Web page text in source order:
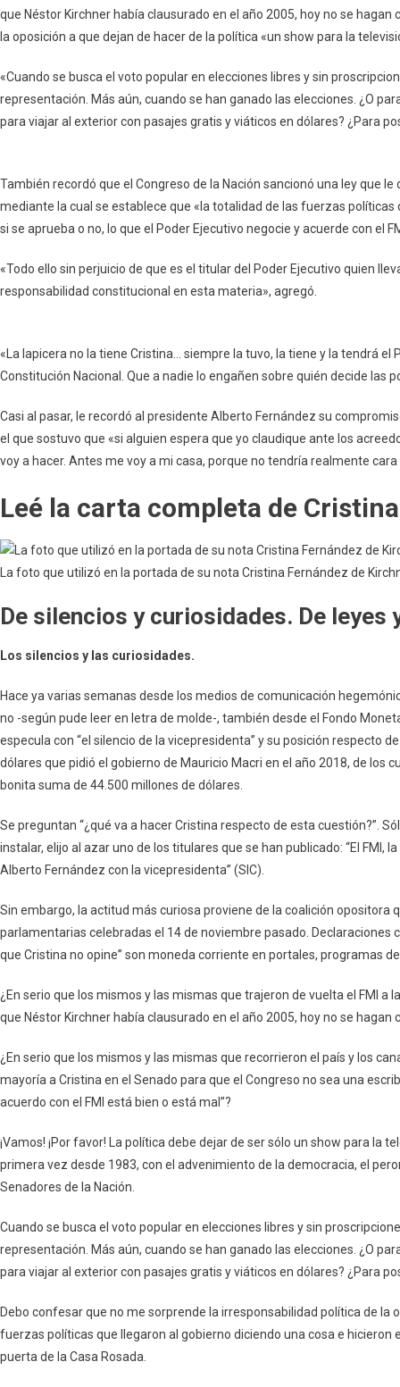
que Néstor Kirchner había clausurado en el año 2005, hoy no se
la oposición a que dejan de hacer de la política «un show para la
«Cuando se busca el voto popular en elecciones libres y sin
representación. Más aún, cuando se han ganado las elecciones. ¿O
para viajar al exterior con pasajes gratis y viáticos en dólares? ¿Para
También recordó que el Congreso de la Nación sancionó una ley que
mediante la cual se establece que «la totalidad de las fuerzas
si se aprueba o no, lo que el Poder Ejecutivo negocie y acuerde con el
«Todo ello sin perjuicio de que es el titular del Poder Ejecutivo quien
responsabilidad constitucional en esta materia», agregó.
«La lapicera no la tiene Cristina… siempre la tuvo, la tiene y la tendrá el
Constitución Nacional. Que a nadie lo engañen sobre quién decide las
Casi al pasar, le recordó al presidente Alberto Fernández su
el que sostuvo que «si alguien espera que yo claudique ante los
voy a hacer. Antes me voy a mi casa, porque no tendría realmente
Leé la carta completa de
La foto que utilizó en la portada de su nota Cristina Fernández de
De silencios y curiosidades. De leyes
Los silencios y las curiosidades.
Hace ya varias semanas desde los medios de comunicación
no -según pude leer en letra de molde-, también desde el Fondo
especula con “el silencio de la vicepresidenta” y su posición respecto
dólares que pidió el gobierno de Mauricio Macri en el año 2018, de los
bonita suma de 44.500 millones de dólares.
Se preguntan “¿qué va a hacer Cristina respecto de esta cuestión?”.
instalar, elijo al azar uno de los titulares que se han publicado: “El FMI,
Alberto Fernández con la vicepresidenta” (SIC).
Sin embargo, la actitud más curiosa proviene de la coalición opositora
parlamentarias celebradas el 14 de noviembre pasado. Declaraciones
que Cristina no opine” son moneda corriente en portales, programas
¿En serio que los mismos y las mismas que trajeron de vuelta el FMI
que Néstor Kirchner había clausurado en el año 2005, hoy no se hagan
¿En serio que los mismos y las mismas que recorrieron el país y los
mayoría a Cristina en el Senado para que el Congreso no sea una
acuerdo con el FMI está bien o está mal”?
¡Vamos! ¡Por favor! La política debe dejar de ser sólo un show para la
primera vez desde 1983, con el advenimiento de la democracia, el
Senadores de la Nación.
Cuando se busca el voto popular en elecciones libres y sin
representación. Más aún, cuando se han ganado las elecciones. ¿O
para viajar al exterior con pasajes gratis y viáticos en dólares? ¿Para
Debo confesar que no me sorprende la irresponsabilidad política de la
fuerzas políticas que llegaron al gobierno diciendo una cosa e
puerta de la Casa Rosada.